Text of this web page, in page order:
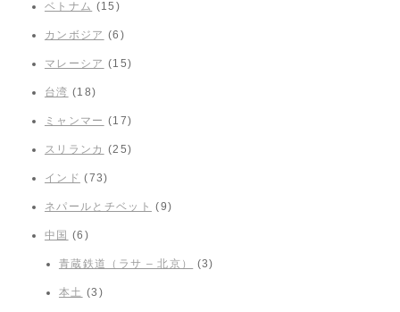
ベトナム (15)
カンボジア (6)
マレーシア (15)
台湾 (18)
ミャンマー (17)
スリランカ (25)
インド (73)
ネパールとチベット (9)
中国 (6)
青蔵鉄道（ラサ – 北京） (3)
本土 (3)